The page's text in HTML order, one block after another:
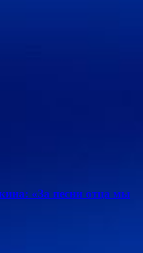
«За песни отца мы